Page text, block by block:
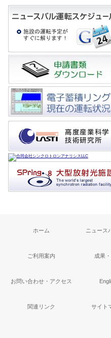
ホーム ニュース
ご利用案内 成果
お問い合わせ・アクセス
関連リンク サイト